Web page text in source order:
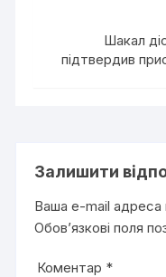
Шакал
підтвердив
Залишити
Ваша e-mail
Обов’язкові поля
Коментар *